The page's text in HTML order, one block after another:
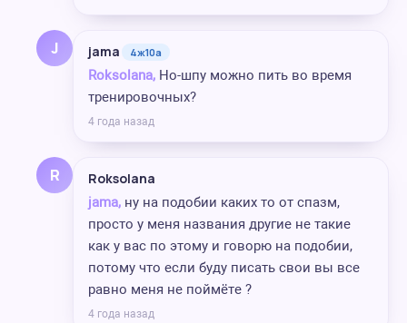
J jama 4ж10а
Roksolana, Но-шпу можно пить во время
тренировочных?
4 года назад
R Roksolana
jama, ну на подобии каких то от спазм,
просто у меня названия другие не такие
как у вас по этому и говорю на подобии,
потому что если буду писать свои вы все
равно меня не поймёте ?
4 года назад